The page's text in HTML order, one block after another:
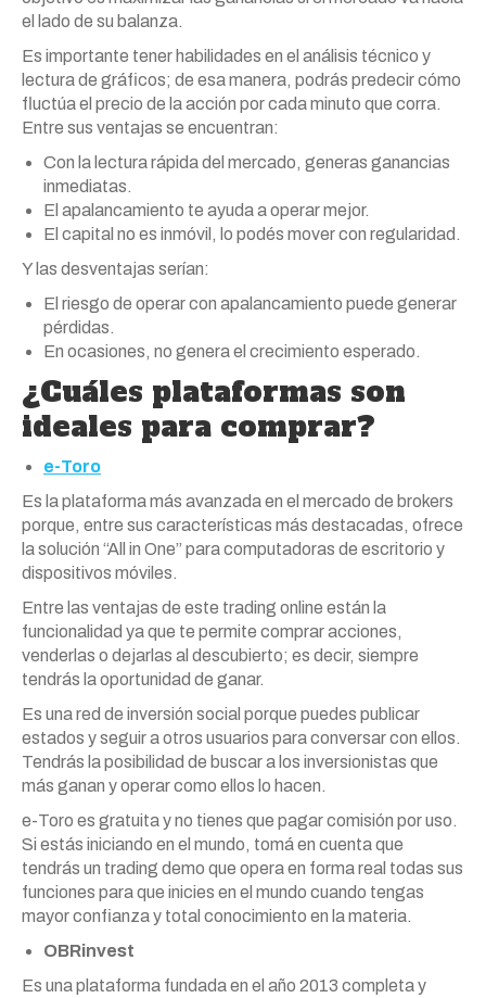
el lado de su balanza.
Es importante tener habilidades en el análisis técnico y
lectura de gráficos; de esa manera, podrás predecir cómo
fluctúa el precio de la acción por cada minuto que corra.
Entre sus ventajas se encuentran:
Con la lectura rápida del mercado, generas ganancias
inmediatas.
El apalancamiento te ayuda a operar mejor.
El capital no es inmóvil, lo podés mover con regularidad.
Y las desventajas serían:
El riesgo de operar con apalancamiento puede generar
pérdidas.
En ocasiones, no genera el crecimiento esperado.
¿Cuáles plataformas son
ideales para comprar?
e-Toro
Es la plataforma más avanzada en el mercado de brokers
porque, entre sus características más destacadas, ofrece
la solución “All in One” para computadoras de escritorio y
dispositivos móviles.
Entre las ventajas de este trading online están la
funcionalidad ya que te permite comprar acciones,
venderlas o dejarlas al descubierto; es decir, siempre
tendrás la oportunidad de ganar.
Es una red de inversión social porque puedes publicar
estados y seguir a otros usuarios para conversar con ellos.
Tendrás la posibilidad de buscar a los inversionistas que
más ganan y operar como ellos lo hacen.
e-Toro es gratuita y no tienes que pagar comisión por uso.
Si estás iniciando en el mundo, tomá en cuenta que
tendrás un trading demo que opera en forma real todas sus
funciones para que inicies en el mundo cuando tengas
mayor confianza y total conocimiento en la materia.
OBRinvest
Es una plataforma fundada en el año 2013 completa y